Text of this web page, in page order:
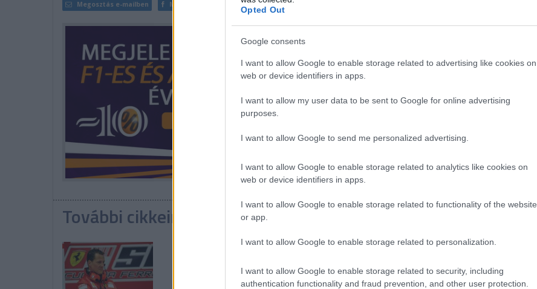
Opted Out
Google consents
I want to allow Google to enable storage related to advertising like cookies on
web or device identifiers in apps.
I want to allow my user data to be sent to Google for online advertising
purposes.
I want to allow Google to send me personalized advertising.
I want to allow Google to enable storage related to analytics like cookies on
web or device identifiers in apps.
I want to allow Google to enable storage related to functionality of the website
or app.
I want to allow Google to enable storage related to personalization.
I want to allow Google to enable storage related to security, including
authentication functionality and fraud prevention, and other user protection.
Megosztás e-mailben Megosztás Facebookon
További cikkeink a témában